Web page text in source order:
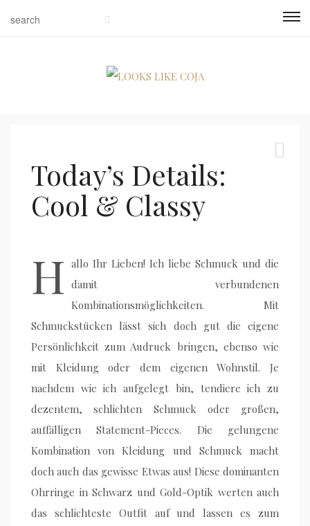
Today’s Details:
Cool & Classy
H allo Ihr Lieben! Ich liebe Schmuck und die
damit verbundenen
Kombinationsmöglichkeiten. Mit
Schmuckstücken lässt sich doch gut die eigene
Persönlichkeit zum Audruck bringen, ebenso wie
mit Kleidung oder dem eigenen Wohnstil. Je
nachdem wie ich aufgelegt bin, tendiere ich zu
dezentem, schlichten Schmuck oder großen,
auffälligen Statement-Pieces. Die gelungene
Kombination von Kleidung und Schmuck macht
doch auch das gewisse Etwas aus! Diese dominanten
Ohrringe in Schwarz und Gold-Optik werten auch
das schlichteste Outfit auf und lassen es zum